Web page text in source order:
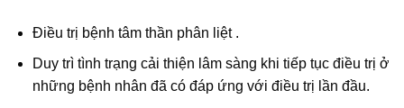
Điều trị bệnh tâm thần phân liệt .
Duy trì tình trạng cải thiện lâm sàng khi tiếp tục điều trị ở
những bệnh nhân đã có đáp ứng với điều trị lần đầu.